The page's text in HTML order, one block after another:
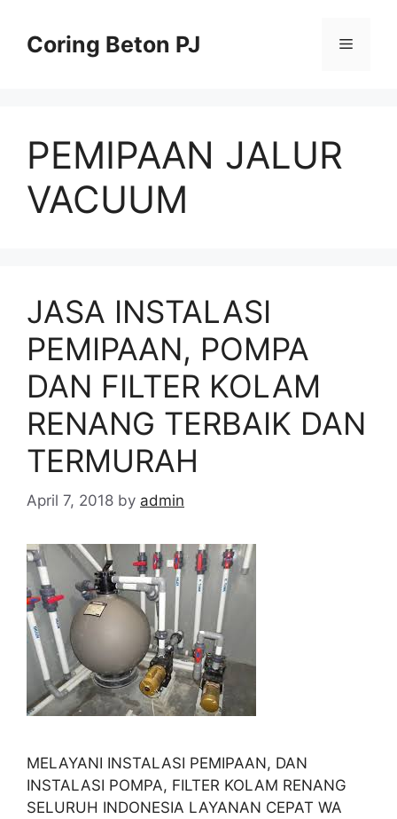
contentCoring Beton PJ Menu
PEMIPAAN JALUR
VACUUM
JASA INSTALASI
PEMIPAAN, POMPA
DAN FILTER KOLAM
RENANG TERBAIK DAN
TERMURAH
April 7, 2018 by admin
MELAYANI INSTALASI PEMIPAAN, DAN
INSTALASI POMPA, FILTER KOLAM RENANG
SELURUH INDONESIA LAYANAN CEPAT WA